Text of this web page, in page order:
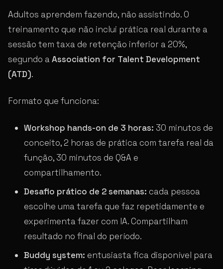
Adultos aprendem fazendo, não assistindo. O
treinamento que não inclui prática real durante a
sessão tem taxa de retenção inferior a 20%,
segundo aAssociation for Talent Development
(ATD).
Formato que funciona:
Workshop hands-on de 3 horas: 30 minutos de
conceito, 2 horas de prática com tarefa real da
função, 30 minutos de Q&A e
compartilhamento.
Desafio prático de 2 semanas: cada pessoa
escolhe uma tarefa que faz repetidamente e
experimenta fazer com IA. Compartilham
resultado no final do período.
Buddy system: entusiasta fica disponível para